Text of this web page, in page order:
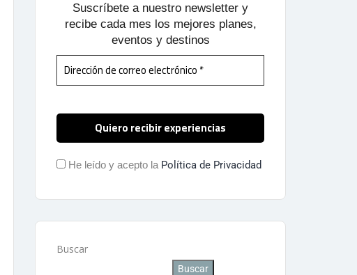
Suscríbete a nuestro newsletter y
recibe cada mes los mejores planes,
eventos y destinos
He leído y acepto la Política de Privacidad
Buscar
Buscar